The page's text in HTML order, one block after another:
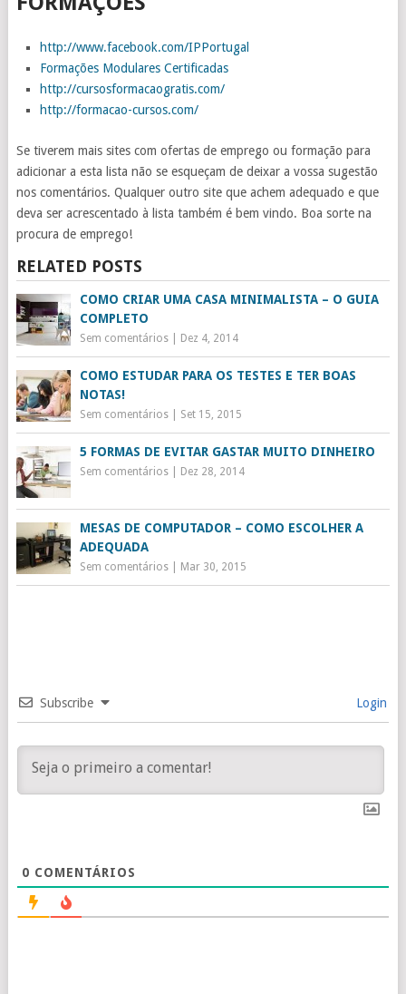
http://www.facebook.com/IPPortugal
Formações Modulares Certificadas
http://cursosformacaogratis.com/
http://formacao-cursos.com/
Se tiverem mais sites com ofertas de emprego ou formação para
adicionar a esta lista não se esqueçam de deixar a vossa sugestão
nos comentários. Qualquer outro site que achem adequado e que
deva ser acrescentado à lista também é bem vindo. Boa sorte na
procura de emprego!
RELATED POSTS
COMO CRIAR UMA CASA MINIMALISTA – O GUIA
COMPLETO
Sem comentários| Dez 4, 2014
COMO ESTUDAR PARA OS TESTES E TER BOAS
NOTAS!
Sem comentários| Set 15, 2015
5 FORMAS DE EVITAR GASTAR MUITO DINHEIRO
Sem comentários| Dez 28, 2014
MESAS DE COMPUTADOR – COMO ESCOLHER A
ADEQUADA
Sem comentários| Mar 30, 2015
Subscribe Login
0 COMENTÁRIOS